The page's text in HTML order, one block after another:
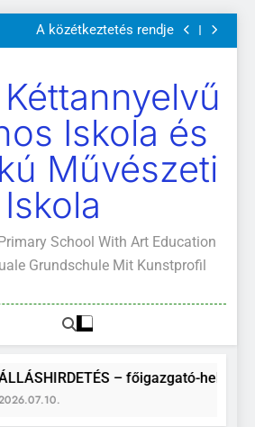
2026. május 04-14.
A közétkeztetés rendje
és ajánlott olvasmányok
2026. május 04-14.
A közétkeztetés rendje
és ajánlott olvasmányok
A Mi Világunk!
Iskola és
Művészeti
Iskola
School With Art Education
Grundschule Mit Kunstprofil
– főigazgató-helyettes